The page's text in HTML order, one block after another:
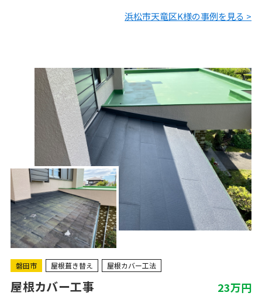
浜松市天竜区K様の事例を見る >
磐田市 屋根葺き替え 屋根カバー工法
屋根カバー工事 23万円